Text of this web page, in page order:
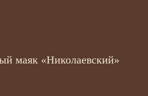
маяк «Николаевский»